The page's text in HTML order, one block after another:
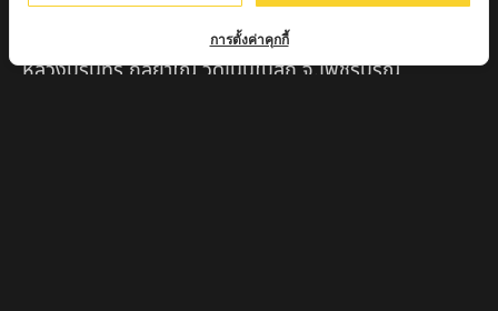
ครูบาศรี สุจิตโต บ้านสบก๋ง จ.ลำปาง
หลวงปู่รินทร์ กลฺยาโณ วัดเนินโบสถ์ จ.เพชรบูรณ์
การตั้งค่าคุกกี้